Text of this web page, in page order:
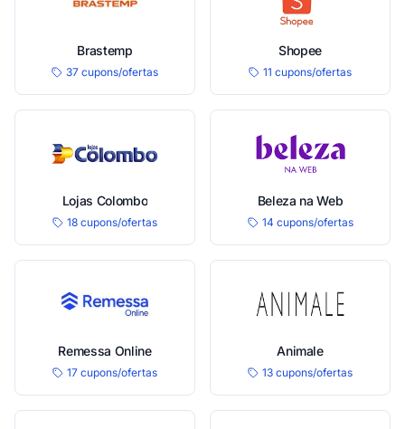
Brastemp
37 cupons/ofertas
Shopee
11 cupons/ofertas
Lojas Colombo
18 cupons/ofertas
Beleza na Web
14 cupons/ofertas
Remessa Online
17 cupons/ofertas
Animale
13 cupons/ofertas